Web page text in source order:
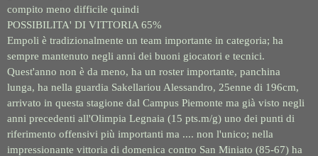
compito meno difficile quindi
POSSIBILITA' DI VITTORIA 65%
Empoli è tradizionalmente un team importante in categoria; ha
sempre mantenuto negli anni dei buoni giocatori e tecnici.
Quest'anno non è da meno, ha un roster importante, panchina
lunga, ha nella guardia Sakellariou Alessandro, 25enne di 196cm,
arrivato in questa stagione dal Campus Piemonte ma già visto negli
anni precedenti all'Olimpia Legnaia (15 pts.m/g) uno dei punti di
riferimento offensivi più importanti ma .... non l'unico; nella
impressionante vittoria di domenica contro San Miniato (85-67) ha